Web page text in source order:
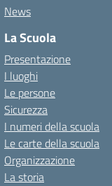
News
La Scuola
Presentazione
I luoghi
Le persone
Sicurezza
I numeri della scuola
Le carte della scuola
Organizzazione
La storia